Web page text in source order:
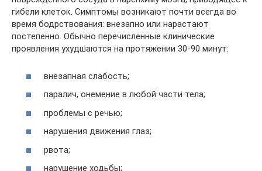
гибели клеток. Симптомы возникают почти всегда во
время бодрствования: внезапно или нарастают
постепенно. Обычно перечисленные клинические
проявления ухудшаются на протяжении 30-90 минут:
внезапная слабость;
паралич, онемение в любой части тела;
проблемы с речью;
нарушения движения глаз;
рвота;
нарушение ходьбы;